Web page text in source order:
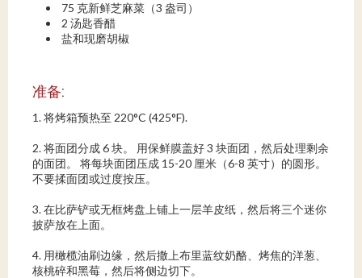
75 克新鲜芝麻菜（3 盎司）
2 汤匙香醋
盐和现磨胡椒
准备:
1. 将烤箱预热至 220°C (425°F).
2. 将面团分成 6 块。 用保鲜膜盖好 3 块面团，然后处理剩余
的面团。 将每块面团压成 15-20 厘米（6-8 英寸）的圆形。
不要揉面团或过度按压。
3. 在比萨铲或无框烤盘上铺上一层羊皮纸，然后将三个迷你
披萨放在上面。
4. 用橄榄油刷边缘，然后撒上布里蓝纹奶酪、烤焦的洋葱、
核桃碎和黑莓，然后将侧边切下。